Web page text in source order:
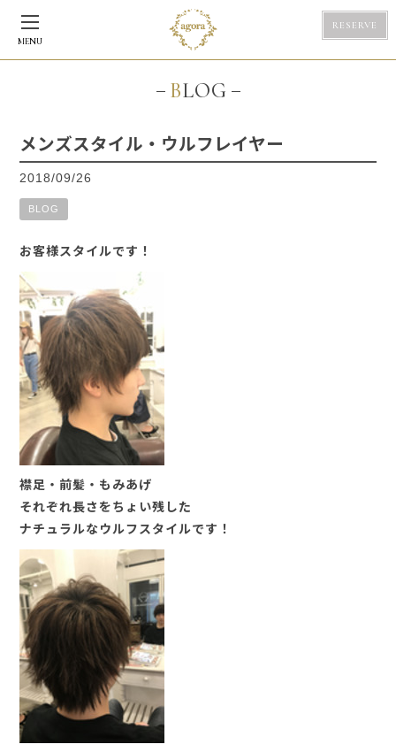
MENU
RESERVE
BLOG
メンズスタイル・ウルフレイヤー
2018/09/26
BLOG
お客様スタイルです！
襟足・前髪・もみあげ
それぞれ長さをちょい残した
ナチュラルなウルフスタイルです！